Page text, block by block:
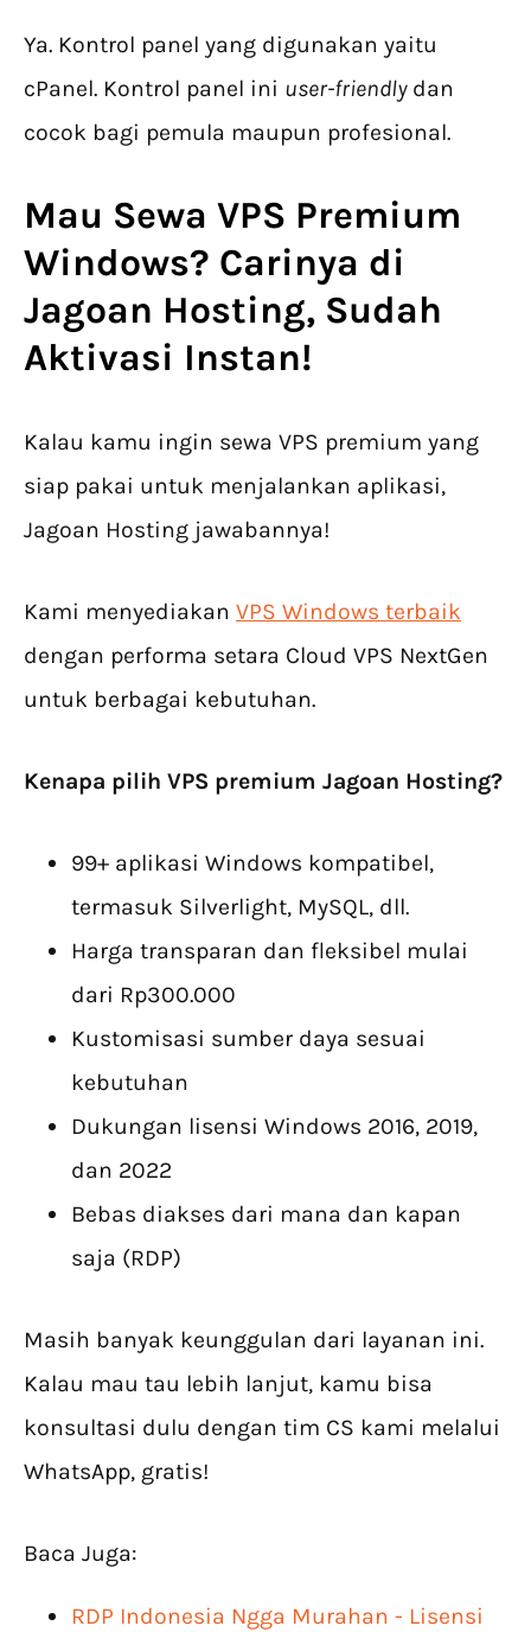
Ya. Kontrol panel yang digunakan yaitu
cPanel. Kontrol panel ini user-friendly dan
cocok bagi pemula maupun profesional.
Mau Sewa VPS Premium
Windows? Carinya di
Jagoan Hosting, Sudah
Aktivasi Instan!
Kalau kamu ingin sewa VPS premium yang
siap pakai untuk menjalankan aplikasi,
Jagoan Hosting jawabannya!
Kami menyediakan VPS Windows terbaik
dengan performa setara Cloud VPS NextGen
untuk berbagai kebutuhan.
Kenapa pilih VPS premium Jagoan Hosting?
99+ aplikasi Windows kompatibel,
termasuk Silverlight, MySQL, dll.
Harga transparan dan fleksibel mulai
dari Rp300.000
Kustomisasi sumber daya sesuai
kebutuhan
Dukungan lisensi Windows 2016, 2019,
dan 2022
Bebas diakses dari mana dan kapan
saja (RDP)
Masih banyak keunggulan dari layanan ini.
Kalau mau tau lebih lanjut, kamu bisa
konsultasi dulu dengan tim CS kami melalui
WhatsApp, gratis!
Baca Juga:
RDP Indonesia Ngga Murahan - Lisensi